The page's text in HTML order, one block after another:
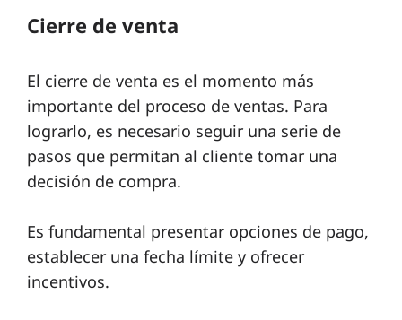
Cierre de venta
El cierre de venta es el momento más
importante del proceso de ventas. Para
lograrlo, es necesario seguir una serie de
pasos que permitan al cliente tomar una
decisión de compra.
Es fundamental presentar opciones de pago,
establecer una fecha límite y ofrecer
incentivos.